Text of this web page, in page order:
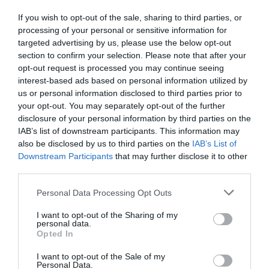
If you wish to opt-out of the sale, sharing to third parties, or
processing of your personal or sensitive information for
targeted advertising by us, please use the below opt-out
section to confirm your selection. Please note that after your
opt-out request is processed you may continue seeing
interest-based ads based on personal information utilized by
us or personal information disclosed to third parties prior to
your opt-out. You may separately opt-out of the further
disclosure of your personal information by third parties on the
IAB’s list of downstream participants. This information may
also be disclosed by us to third parties on the IAB’s List of
Downstream Participants that may further disclose it to other
Personal Data Processing Opt Outs
I want to opt-out of the Sharing of my
personal data.
Opted In
I want to opt-out of the Sale of my
Personal Data.
total acumulat de 128 milions d'interessos. I és
que si el 2024 la Generalitat va pagar un total de
1.300 milions d'interessos a l'Estat, la quitança
inicialment aprovada n'hi hauria d'estalviar un
20%, al voltant de 260 milions anuals. Més val això
que res, però poca cosa és tot el que no sigui una
condonació total.
Cornuts i pagar el beure
Cal remarcar que, una altra vegada, un acord
generalitza arreu de l'Estat amb les habituals
crítiques per part de l'oposició i de la resta de
comunitats de règim comú, les governades pels